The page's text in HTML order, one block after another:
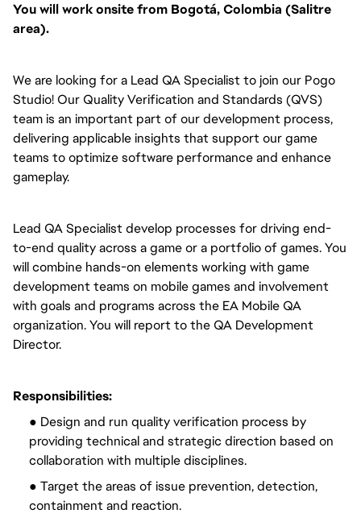
You will work onsite from Bogotá, Colombia (Salitre
area).
We are looking for a Lead QA Specialist to join our Pogo
Studio! Our Quality Verification and Standards (QVS)
team is an important part of our development process,
delivering applicable insights that support our game
teams to optimize software performance and enhance
gameplay.
Lead QA Specialist develop processes for driving end-
to-end quality across a game or a portfolio of games. You
will combine hands-on elements working with game
development teams on mobile games and involvement
with goals and programs across the EA Mobile QA
organization. You will report to the QA Development
Director.
Responsibilities:
● Design and run quality verification process by
providing technical and strategic direction based on
collaboration with multiple disciplines.
● Target the areas of issue prevention, detection,
containment and reaction.